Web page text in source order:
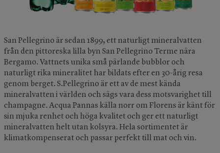
San Pellegrino är sedan 1899, ett naturligt mineralvatten
från den pittoreska lilla byn San Pellegrino Terme nära
Bergamo. Vattnets unika små pärlande bubblor och
naturligt rika mineralitet har bildats efter en 30-årig resa
genom berget. S.Pellegrino är ett av de mest kända
mineralvatten i världen och sägs vara dess motsvarighet till
champagne. Acqua Pannas källa norr om Florens är känt för
sin mjuka renhet och höga kvalitet och ger ett naturligt
mineralvatten helt utan kolsyra. Hela sortimentet är
klimatkompenserat och passar perfekt till mat och vin.